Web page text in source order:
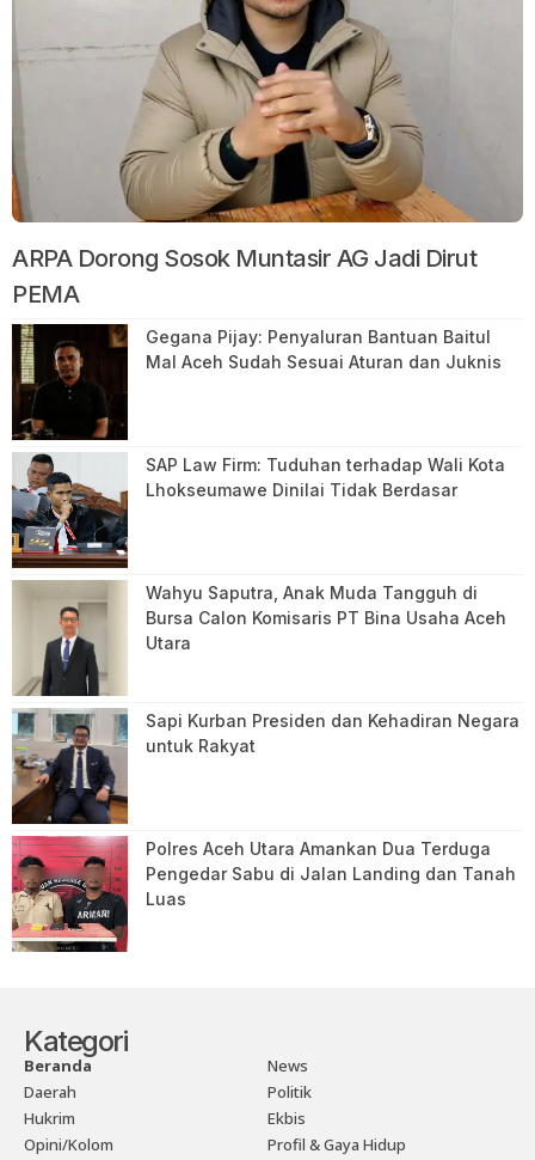
ARPA Dorong Sosok Muntasir AG Jadi Dirut
PEMA
Gegana Pijay: Penyaluran Bantuan Baitul
Mal Aceh Sudah Sesuai Aturan dan Juknis
SAP Law Firm: Tuduhan terhadap Wali Kota
Lhokseumawe Dinilai Tidak Berdasar
Wahyu Saputra, Anak Muda Tangguh di
Bursa Calon Komisaris PT Bina Usaha Aceh
Utara
Sapi Kurban Presiden dan Kehadiran Negara
untuk Rakyat
Polres Aceh Utara Amankan Dua Terduga
Pengedar Sabu di Jalan Landing dan Tanah
Luas
Kategori
Beranda
News
Daerah
Politik
Hukrim
Ekbis
Opini/Kolom
Profil & Gaya Hidup